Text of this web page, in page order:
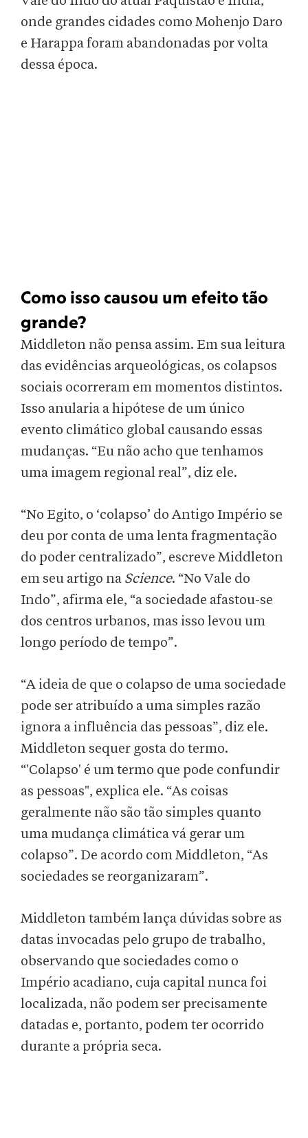
onde grandes cidades como Mohenjo Daro
e Harappa foram abandonadas por volta
dessa época.
Como isso causou um efeito tão
grande?
Middleton não pensa assim. Em sua leitura
das evidências arqueológicas, os colapsos
sociais ocorreram em momentos distintos.
Isso anularia a hipótese de um único
evento climático global causando essas
mudanças. “Eu não acho que tenhamos
uma imagem regional real”, diz ele.
“No Egito, o ‘colapso’ do Antigo Império se
deu por conta de uma lenta fragmentação
do poder centralizado”, escreve Middleton
em seu artigo na Science. “No Vale do
Indo”, afirma ele, “a sociedade afastou-se
dos centros urbanos, mas isso levou um
longo período de tempo”.
“A ideia de que o colapso de uma sociedade
pode ser atribuído a uma simples razão
ignora a influência das pessoas”, diz ele.
Middleton sequer gosta do termo.
“'Colapso' é um termo que pode confundir
as pessoas", explica ele. “As coisas
geralmente não são tão simples quanto
uma mudança climática vá gerar um
colapso”. De acordo com Middleton, “As
sociedades se reorganizaram”.
Middleton também lança dúvidas sobre as
datas invocadas pelo grupo de trabalho,
observando que sociedades como o
Império acadiano, cuja capital nunca foi
localizada, não podem ser precisamente
datadas e, portanto, podem ter ocorrido
durante a própria seca.